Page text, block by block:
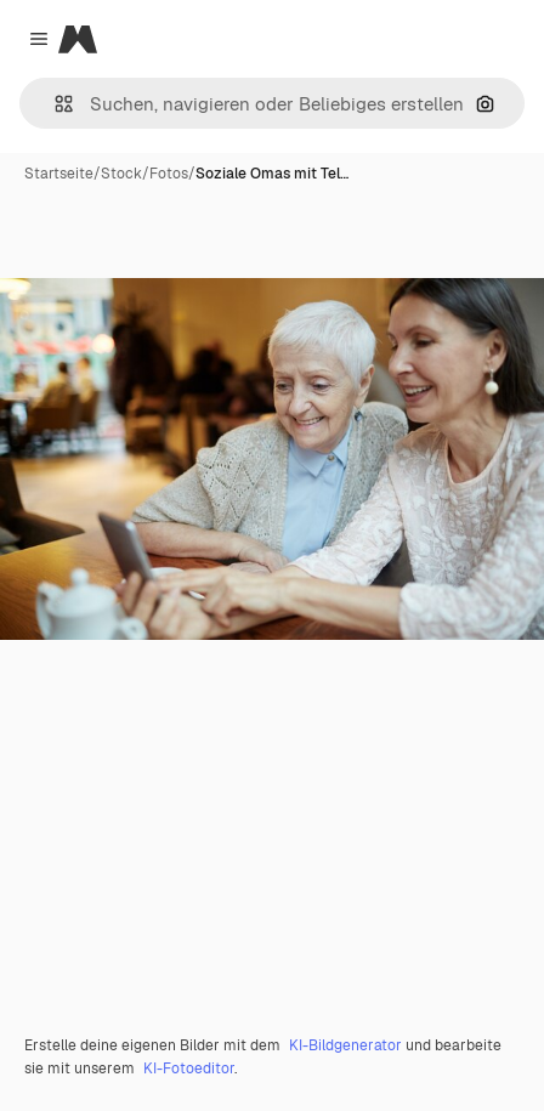
Close menu
Magnific
Nach
Startseite/Stock/Fotos/Soziale Omas mit Tel…
Erstelle deine eigenen Bilder mit dem KI-Bildgenerator und bearbeite
sie mit unserem KI-Fotoeditor.